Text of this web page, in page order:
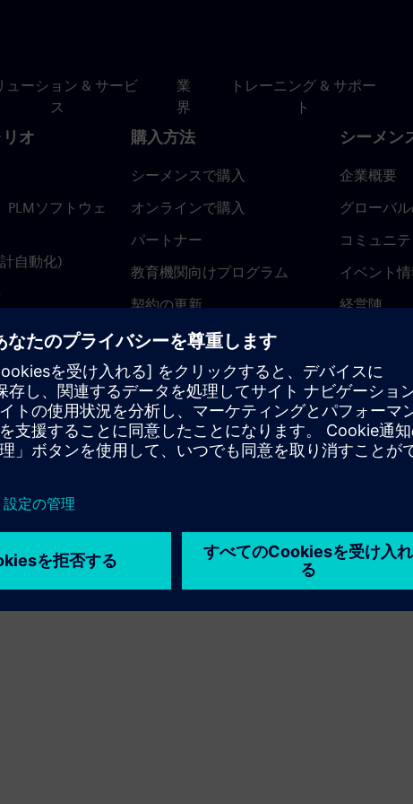
ューション & サービ
ス
業
界
トレーニング & サポー
ト
オ
PLMソフトウェ
自動化)
購入方法
シーメンスで購入
オンラインで購入
パートナー
教育機関向けプログラム
契約の更新
返金ポリシー
シーメン
企業概要
グローバ
コミュニテ
イベント情
経営陣
トラスト
ティ関連